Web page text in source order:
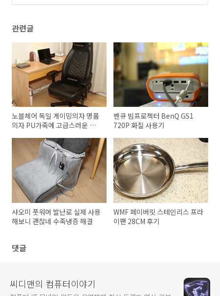
관련글
노블체어 독일 게이밍의자 명품
의자 PU가죽에 고급스러운 디
벤큐 빔프로젝터 BenQ GS1
720P 화질 사용기
샤오미 풋워머 발난로 실제 사용
해보니 괜찮네 수족냉증 해결
WMF 페이버릿 스테인리스 프라
이팬 28CM 후기
댓글
씨디맨의 컴퓨터이야기